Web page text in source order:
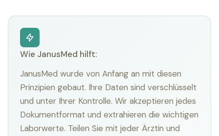
Wie JanusMed hilft:
JanusMed wurde von Anfang an mit diesen
Prinzipien gebaut. Ihre Daten sind verschlüsselt
und unter Ihrer Kontrolle. Wir akzeptieren jedes
Dokumentformat und extrahieren die wichtigen
Laborwerte. Teilen Sie mit jeder Ärztin und